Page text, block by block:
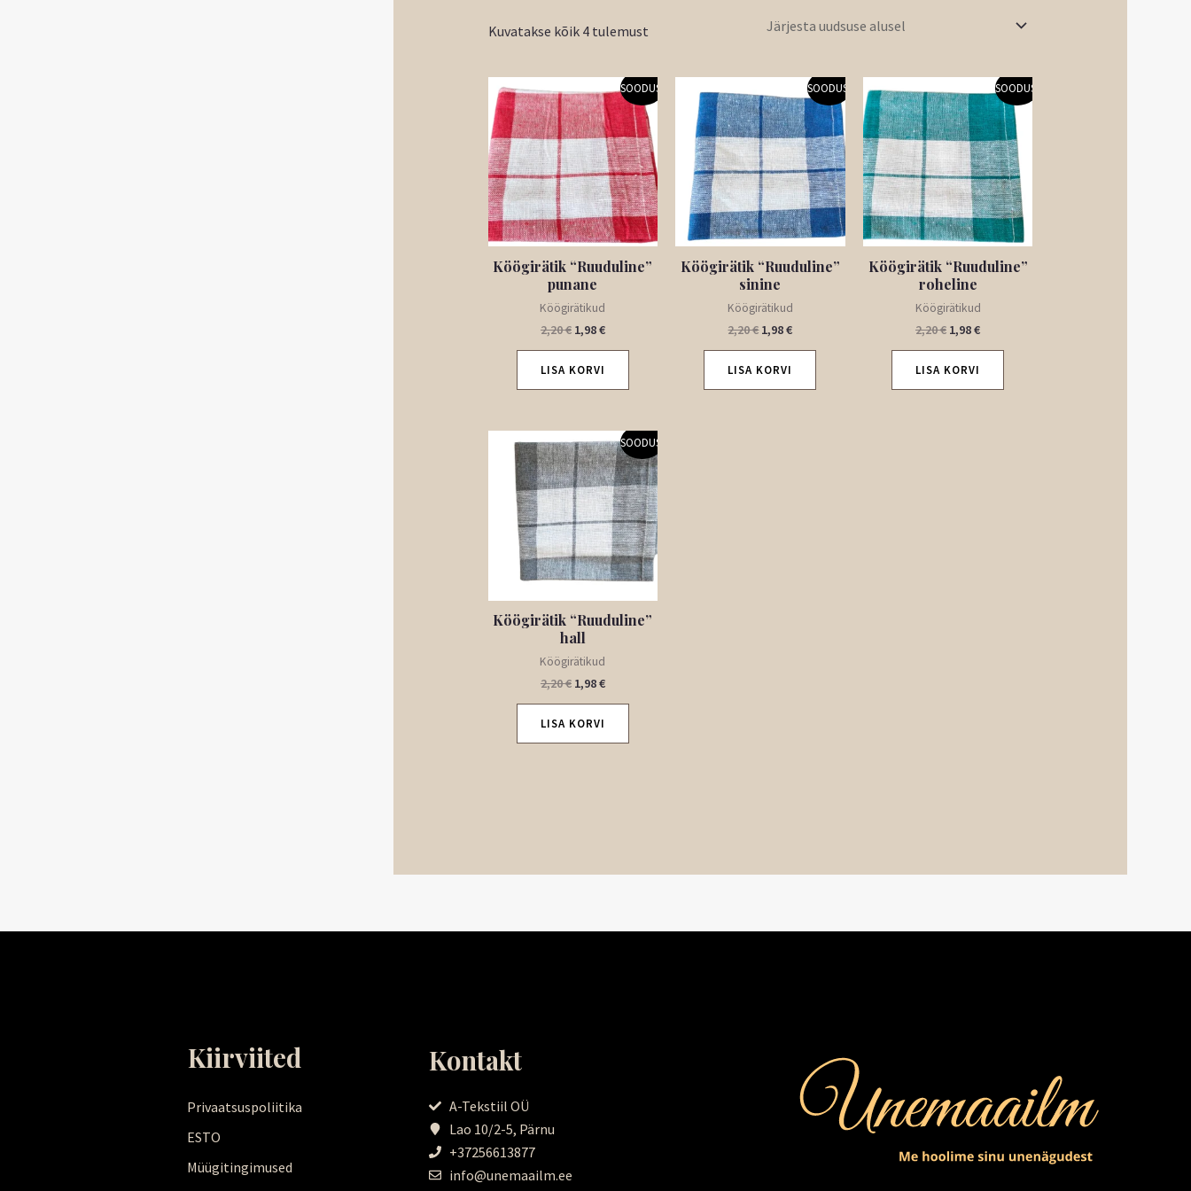
Kuvatakse kõik 4 tulemust
SOODUS!
Köögirätik “Ruuduline”
punane
Köögirätikud
2,20€
hind
oli:
2,20 €.
1,98€
Praegune
hind
on:
1,98 €.
LISA KORVI
SOODUS!
Köögirätik “Ruuduline”
sinine
Köögirätikud
2,20€
hind
oli:
2,20 €.
1,98€
Praegune
hind
on:
1,98 €.
LISA KORVI
SOODUS!
Köögirätik “Ruuduline”
roheline
Köögirätikud
2,20€
hind
oli:
2,20 €.
1,98€
Praegune
hind
on:
1,98 €.
LISA KORVI
SOODUS!
Köögirätik “Ruuduline”
hall
Köögirätikud
2,20€
Algne
hind
oli:
2,20 €.
1,98€
Praegune
hind
on:
1,98 €.
LISA KORVI
Kiirviited
Privaatsuspoliitika
ESTO
Müügitingimused
Kontakt
A-Tekstiil OÜ
Lao 10/2-5, Pärnu
+37256613877
info@unemaailm.ee